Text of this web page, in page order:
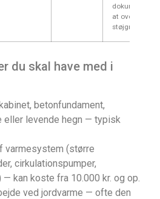
at overholde
støjgrænser.
du skal have med i
betonfundament,
levende hegn — typisk
varmesystem (større
cirkulationspumper,
kan koste fra 10.000 kr. og op.
ved jordvarme — ofte den